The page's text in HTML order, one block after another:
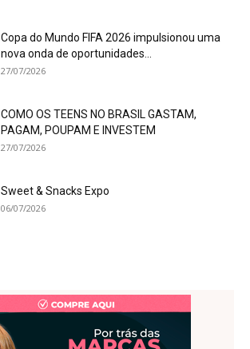
Copa do Mundo FIFA 2026 impulsionou uma
nova onda de oportunidades...
27/07/2026
COMO OS TEENS NO BRASIL GASTAM,
PAGAM, POUPAM E INVESTEM
27/07/2026
Sweet & Snacks Expo
06/07/2026